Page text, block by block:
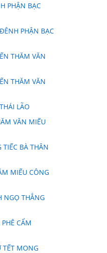
PHẬN BẠC
PHẬN BẠC
THĂM VĂN
THĂM VĂN
LÃO
VĂN MIẾU
TIẾC BÀ THÂN
MIẾU CÔNG
NGỌ THẲNG
PHÊ CẨM
TẾT MONG